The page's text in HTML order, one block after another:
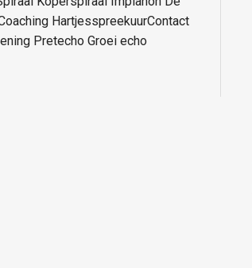
HartjesspreekuurContact
Pretecho Groei echo